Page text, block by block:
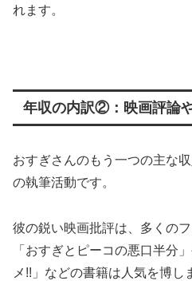
れます​。
年収の内訳②：映画評論
おすぎさんのもう一つの主な
の執筆活動です。
彼の鋭い映画批評は、多くの
「おすぎとピーコの悪口半分
メ!!」などの書籍は人気を博し